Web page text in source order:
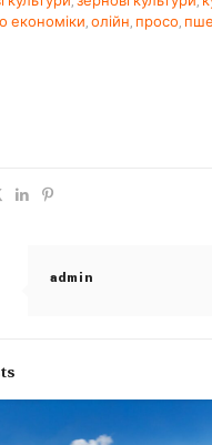
економіки,олійн, просо,
admin